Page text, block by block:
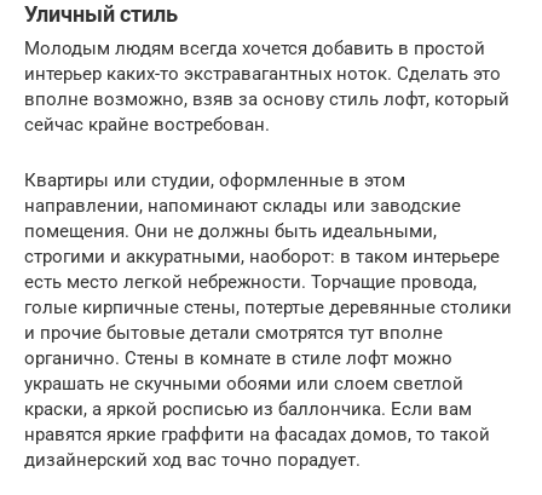
Уличный стиль
Молодым людям всегда хочется добавить в простой
интерьер каких-то экстравагантных ноток. Сделать это
вполне возможно, взяв за основу стиль лофт, который
сейчас крайне востребован.
Квартиры или студии, оформленные в этом
направлении, напоминают склады или заводские
помещения. Они не должны быть идеальными,
строгими и аккуратными, наоборот: в таком интерьере
есть место легкой небрежности. Торчащие провода,
голые кирпичные стены, потертые деревянные столики
и прочие бытовые детали смотрятся тут вполне
органично. Стены в комнате в стиле лофт можно
украшать не скучными обоями или слоем светлой
краски, а яркой росписью из баллончика. Если вам
нравятся яркие граффити на фасадах домов, то такой
дизайнерский ход вас точно порадует.